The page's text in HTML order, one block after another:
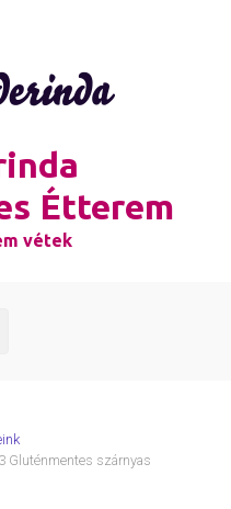
Étterem
vétek
Gluténmentes szárnyas